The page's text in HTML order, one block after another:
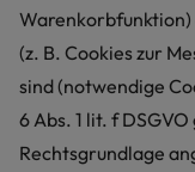
(z. B. Cookies zur
sind (notwendige
6 Abs. 1 lit. f
Rechtsgrundlage